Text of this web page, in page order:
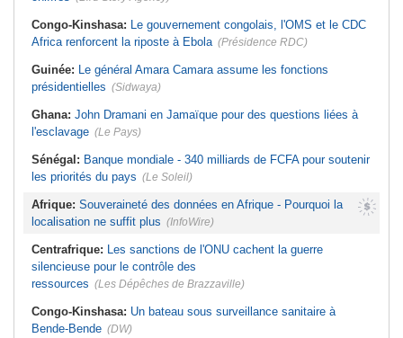
Congo-Kinshasa: Le gouvernement congolais, l'OMS et le CDC
Africa renforcent la riposte à Ebola (Présidence RDC)
Guinée: Le général Amara Camara assume les fonctions
présidentielles (Sidwaya)
Ghana: John Dramani en Jamaïque pour des questions liées à
l'esclavage (Le Pays)
Sénégal: Banque mondiale - 340 milliards de FCFA pour soutenir
les priorités du pays (Le Soleil)
Afrique: Souveraineté des données en Afrique - Pourquoi la
localisation ne suffit plus (InfoWire)
Centrafrique: Les sanctions de l'ONU cachent la guerre
silencieuse pour le contrôle des
ressources (Les Dépêches de Brazzaville)
Congo-Kinshasa: Un bateau sous surveillance sanitaire à
Bende-Bende (DW)